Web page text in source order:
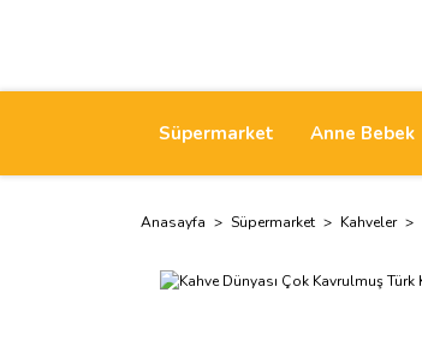
Süpermarket Anne Bebek
Anasayfa Süpermarket Kahveler